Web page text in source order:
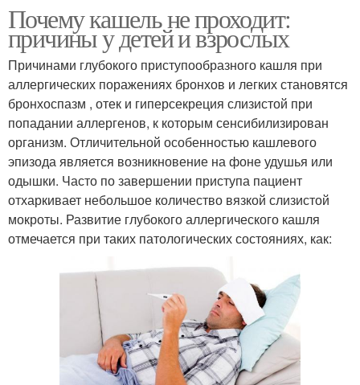
Почему кашель не проходит:
причины у детей и взрослых
Причинами глубокого приступообразного кашля при
аллергических поражениях бронхов и легких становятся
бронхоспазм , отек и гиперсекреция слизистой при
попадании аллергенов, к которым сенсибилизирован
организм. Отличительной особенностью кашлевого
эпизода является возникновение на фоне удушья или
одышки. Часто по завершении приступа пациент
отхаркивает небольшое количество вязкой слизистой
мокроты. Развитие глубокого аллергического кашля
отмечается при таких патологических состояниях, как: